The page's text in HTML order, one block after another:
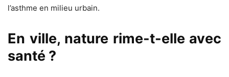
l’asthme en milieu urbain.
En ville, nature rime-t-elle avec
santé ?